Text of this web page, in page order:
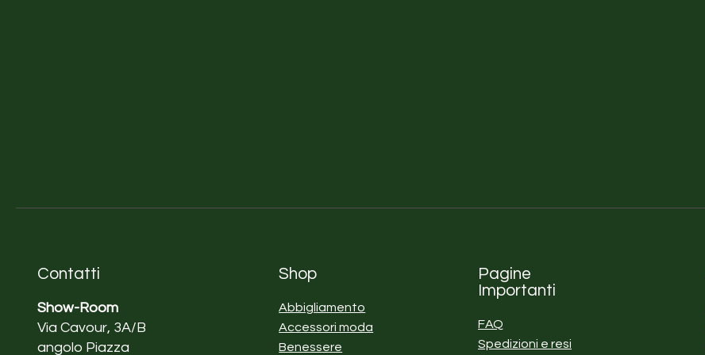
Contatti
Show-Room
Via Cavour, 3A/B
angolo Piazza
Shop
Abbigliamento
Accessori moda
Benessere
Pagine
Importanti
FAQ
Spedizioni e resi